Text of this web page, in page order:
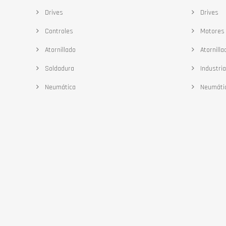
Drives
Controles
Atornillado
Soldadura
Neumática
Drives
Motores